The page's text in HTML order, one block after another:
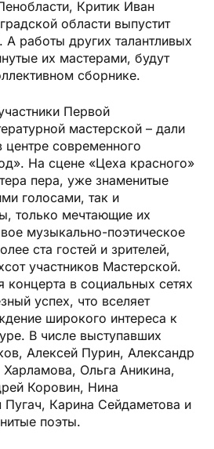
Критик Иван
области выпустит
А работы других талантливых
их мастерами, будут
сборнике.
Первой
мастерской – дали
современного
На сцене «Цеха красного»
пера, уже знаменитые
голосами, так и
только мечтающие их
музыкально-поэтическое
ста гостей и зрителей,
участников Мастерской.
концерта в социальных сетях
успех, что вселяет
широкого интереса к
В числе выступавших
Алексей Пурин, Александр
Ольга Аникина,
Коровин, Нина
Карина Сейдаметова и
поэты.